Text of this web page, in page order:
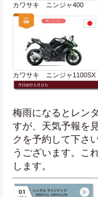
カワサキ　ニンジャ400
カワサキ　ニンジャ1100SX
梅雨になるとレン
すが、天気予報を
クを予約して下さ
うございます。こ
します。